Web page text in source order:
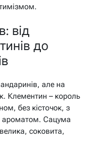
від
до
але на
Клементин – король
без кісточок, з
ароматом. Сацума
соковита,